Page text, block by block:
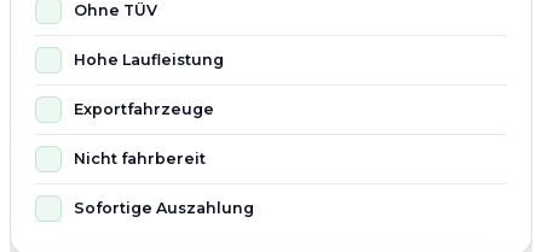
Ohne TÜV
Hohe Laufleistung
Exportfahrzeuge
Nicht fahrbereit
Sofortige Auszahlung